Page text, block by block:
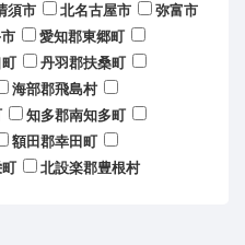
須市 北名古屋市
弥富市
愛知郡東郷町
丹羽郡扶桑町
海部郡飛島村
知多郡南知多町
額田郡幸田町
北設楽郡豊根村